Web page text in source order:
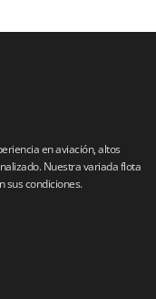
en aviación, altos
Nuestra variada flota
sus condiciones.